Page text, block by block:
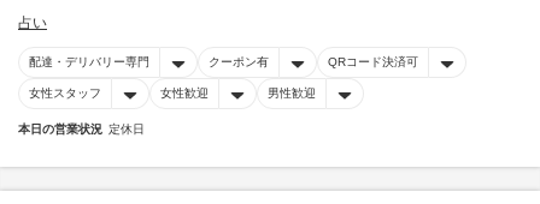
占い
配達・デリバリー専門 クーポン有 QRコード決済可
女性スタッフ 女性歓迎 男性歓迎
本日の営業状況 定休日